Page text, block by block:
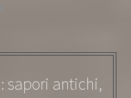
sapori antichi,